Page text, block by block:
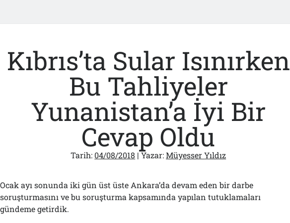
Kıbrıs’ta Sular Isınırken
Bu Tahliyeler
Yunanistan’a İyi Bir
Cevap Oldu
Tarih: 04/08/2018 | Yazar:Müyesser Yıldız
Ocak ayı sonunda iki gün üst üste Ankara’da devam eden bir darbe
soruşturmasını ve bu soruşturma kapsamında yapılan tutuklamaları
gündeme getirdik.